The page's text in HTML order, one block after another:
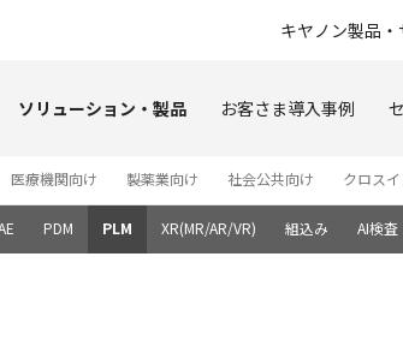
キヤノン製品
ソリューション・製品 お客さま導入事例
医療機関向け 製薬業向け 社会公共向け クロス
PDM PLM XR(MR/AR/VR) 組込み AI検査